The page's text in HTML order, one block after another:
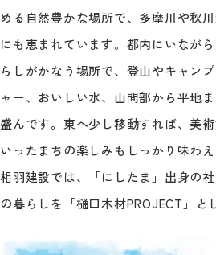
める自然豊かな場所で、多摩川や秋
にも恵まれています。都内にいなが
らしがかなう場所で、登山やキャン
ャー、おいしい水、山間部から平地
盛んです。東へ少し移動すれば、美
いったまちの楽しみもしっかり味わえ
相羽建設では、「にしたま」出身の
の暮らしを「樋口木材PROJECT」と